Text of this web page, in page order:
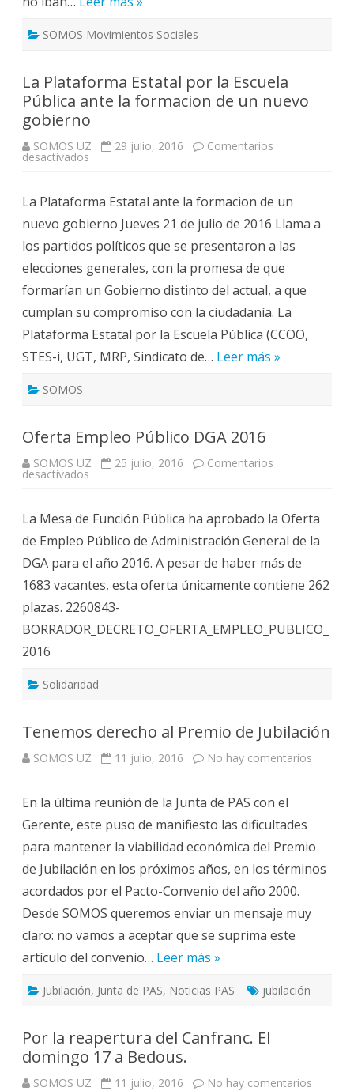
SOMOS Movimientos Sociales
La Plataforma Estatal por la Escuela
Pública ante la formacion de un nuevo
gobierno
SOMOS UZ 29 julio, 2016 Comentarios
desactivados
por
la
Escuela
Pública
ante
la
formacion
de
un
nuevo
gobierno
La Plataforma Estatal ante la formacion de un
nuevo gobierno Jueves 21 de julio de 2016 Llama a
los partidos políticos que se presentaron a las
elecciones generales, con la promesa de que
formarían un Gobierno distinto del actual, a que
cumplan su compromiso con la ciudadanía. La
Plataforma Estatal por la Escuela Pública (CCOO,
STES-i, UGT, MRP, Sindicato de… Leer más »
SOMOS
Oferta Empleo Público DGA 2016
SOMOS UZ 25 julio, 2016 Comentarios
desactivados
DGA
2016
La Mesa de Función Pública ha aprobado la Oferta
de Empleo Público de Administración General de la
DGA para el año 2016. A pesar de haber más de
1683 vacantes, esta oferta únicamente contiene 262
plazas. 2260843-
BORRADOR_DECRETO_OFERTA_EMPLEO_PUBLICO_
2016
Solidaridad
Tenemos derecho al Premio de Jubilación
SOMOS UZ 11 julio, 2016 No hay comentarios
En la última reunión de la Junta de PAS con el
Gerente, este puso de manifiesto las dificultades
para mantener la viabilidad económica del Premio
de Jubilación en los próximos años, en los términos
acordados por el Pacto-Convenio del año 2000.
Desde SOMOS queremos enviar un mensaje muy
claro: no vamos a aceptar que se suprima este
artículo del convenio… Leer más »
Jubilación, Junta de PAS, Noticias PAS jubilación
Por la reapertura del Canfranc. El
domingo 17 a Bedous.
SOMOS UZ 11 julio, 2016 No hay comentarios